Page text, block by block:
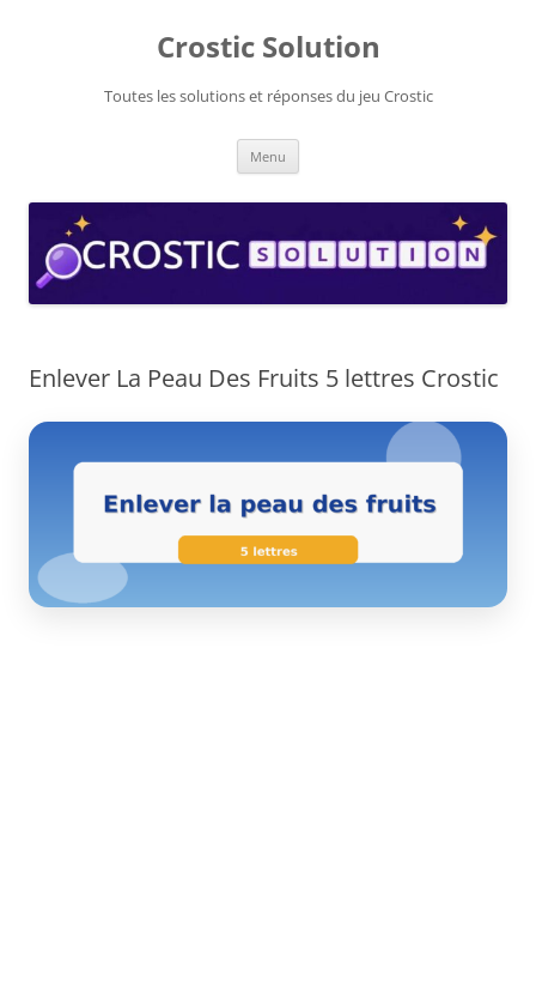
Crostic Solution
Toutes les solutions et réponses du jeu Crostic
Menu
Enlever La Peau Des Fruits 5 lettres Crostic